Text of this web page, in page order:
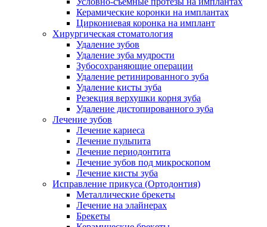
Керамические коронки на имплантах
Циркониевая коронка на имплант
Хирургическая стоматология
Удаление зубов
Удаление зуба мудрости
Зубосохраняющие операции
Удаление ретинированного зуба
Удаление кисты зуба
Резекция верхушки корня зуба
Удаление дистопированного зуба
Лечение зубов
Лечение кариеса
Лечение пульпита
Лечение периодонтита
Лечение зубов под микроскопом
Лечение кисты зуба
Исправление прикуса (Ортодонтия)
Металлические брекеты
Лечение на элайнерах
Брекеты